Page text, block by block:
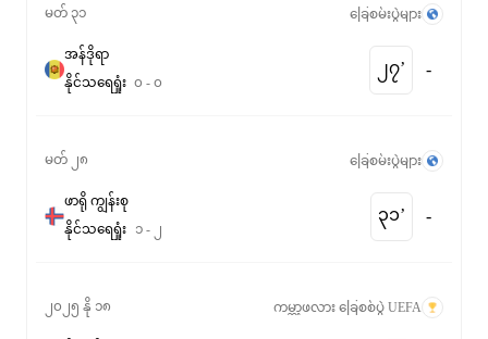
မတ် ၃၁ ခြေစမ်းပွဲများ
အန်ဒိုရာ
နိုင်သရေရှုံး ၀ - ၀
၂၇‎’‎ -
မတ် ၂၈ ခြေစမ်းပွဲများ
ဖာရို ကျွန်းစု
နိုင်သရေရှုံး ၁- ၂
၃၁‎’‎ -
၂၀၂၅ နို ၁၈ ကမ္ဘာ့ဖလား ခြေစစ်ပွဲ UEFA